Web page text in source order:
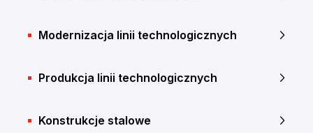
Modernizacja linii technologicznych
Produkcja linii technologicznych
Konstrukcje stalowe